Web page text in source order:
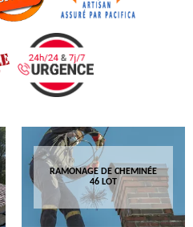
RAMONAGE DE CHEMINÉE
46 LOT